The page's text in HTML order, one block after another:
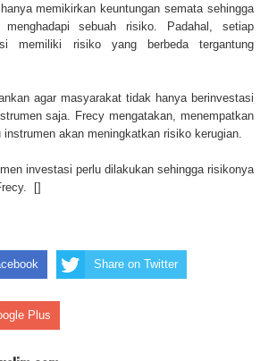
memikirkan keuntungan semata sehingga
sebuah risiko. Padahal, setiap
memiliki risiko yang berbeda tergantung
agar masyarakat tidak hanya berinvestasi
saja. Frecy mengatakan, menempatkan
akan meningkatkan risiko kerugian.
investasi perlu dilakukan sehingga risikonya
[]
Share on Twitter
Plus